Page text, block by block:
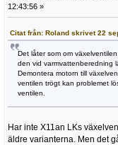
12:43:56 »
Citat från: Roland skrivet 22
Det låter som om
den vid varmvattenberedning
Demontera motorn till
ventilen trögt kan problemet
ventilen.
Har inte X11an LKs
äldre varianterna. Men det